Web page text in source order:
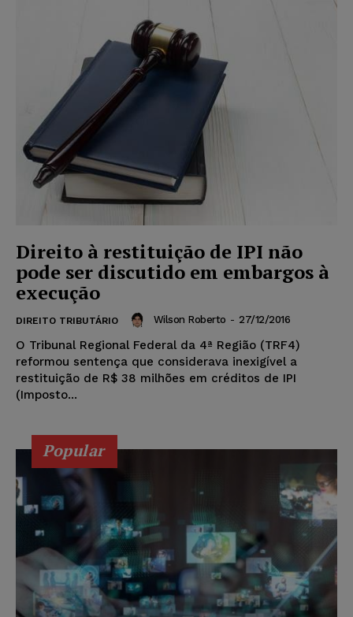
Direito à restituição de IPI não
pode ser discutido em embargos à
execução
DIREITO TRIBUTÁRIO Wilson Roberto - 27/12/2016
O Tribunal Regional Federal da 4ª Região (TRF4)
reformou sentença que considerava inexigível a
restituição de R$ 38 milhões em créditos de IPI
(Imposto...
Popular